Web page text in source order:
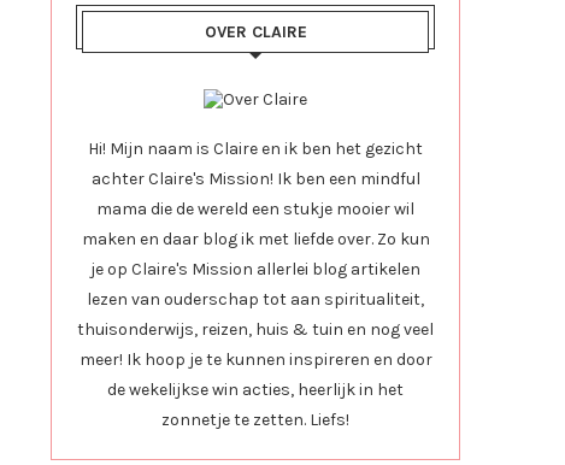
OVER CLAIRE
Hi! Mijn naam is Claire en ik ben het gezicht
achter Claire's Mission! Ik ben een mindful
mama die de wereld een stukje mooier wil
maken en daar blog ik met liefde over. Zo kun
je op Claire's Mission allerlei blog artikelen
lezen van ouderschap tot aan spiritualiteit,
thuisonderwijs, reizen, huis & tuin en nog veel
meer! Ik hoop je te kunnen inspireren en door
de wekelijkse win acties, heerlijk in het
zonnetje te zetten. Liefs!